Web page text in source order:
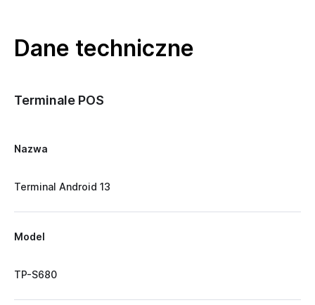
Dane techniczne
Terminale POS
Nazwa
Terminal Android 13
Model
TP-S680